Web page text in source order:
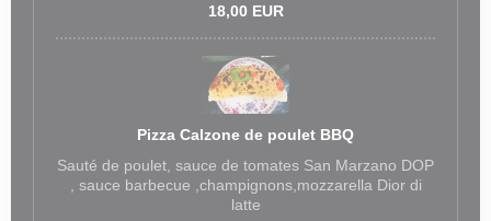
18,00 EUR
Pizza Calzone de poulet BBQ
Sauté de poulet, sauce de tomates San Marzano DOP
, sauce barbecue ,champignons,mozzarella Dior di
latte